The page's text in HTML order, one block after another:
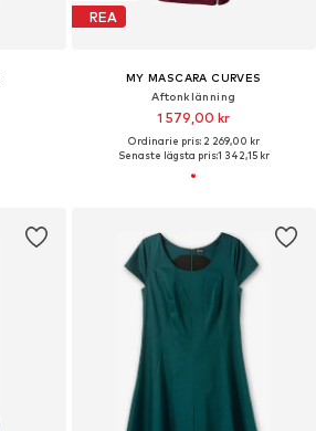
REA
MY MASCARA CURVES
Aftonklänning
1 579,00 kr
Ordinarie pris: 2 269,00 kr
Senaste lägsta pris:1 342,15 kr